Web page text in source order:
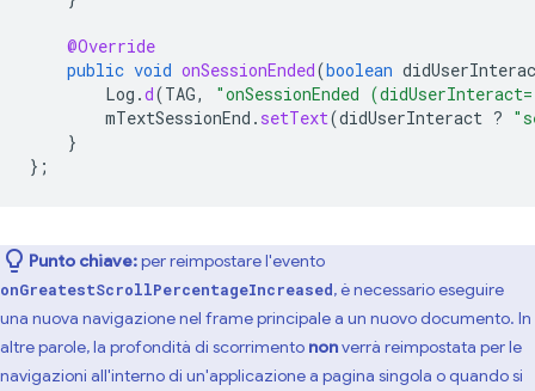
@Override
public void onSessionEnded(boolean
Log .d(TAG,
"onSessionEnded
mTextSessionEnd . setText(didUserInteract ?
}
};
Punto chiave:per reimpostare l'evento
onGreatestScrollPercentageIncreased, è necessario eseguire
una nuova navigazione nel frame principale a un nuovo documento. In
altre parole, la profondità di scorrimento nonverrà reimpostata per le
navigazioni all'interno di un'applicazione a pagina singola o quando si